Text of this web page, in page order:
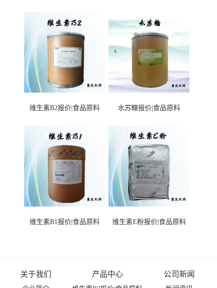
维生素B2报价|食品原料 水苏糖报价|食品原料
维生素B1报价|食品原料 维生素E粉报价|食品原料
关于我们 产品中心 公司新闻